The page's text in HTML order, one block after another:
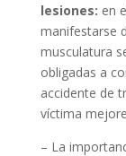
lesiones: en
manifestarse
musculatura
obligadas a
accidente de
víctima
– La